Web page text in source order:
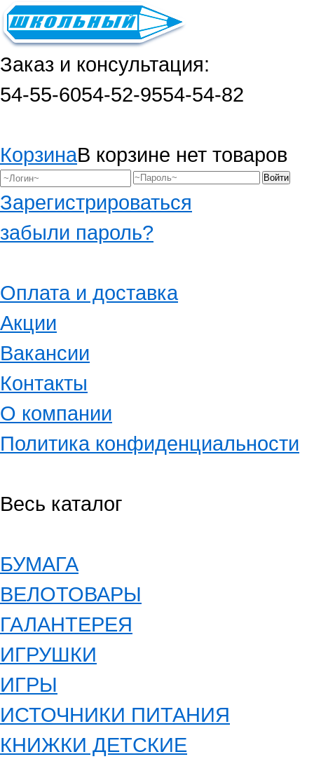
Заказ и консультация:
54-55-6054-52-9554-54-82
КорзинаВ корзине нет товаров
Зарегистрироваться
забыли пароль?
Оплата и доставка
Акции
Вакансии
Контакты
О компании
Политика конфиденциальности
Весь каталог
БУМАГА
ВЕЛОТОВАРЫ
ГАЛАНТЕРЕЯ
ИГРУШКИ
ИГРЫ
ИСТОЧНИКИ ПИТАНИЯ
КНИЖКИ ДЕТСКИЕ